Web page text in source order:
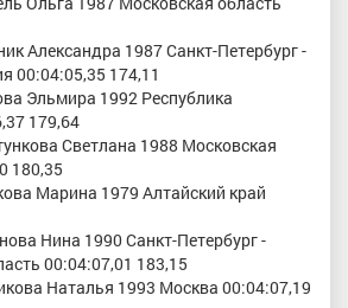
Александра 1987 Санкт-Петербург -
00:04:05,35 174,11
Эльмира 1992 Республика
179,64
Светлана 1988 Московская
180,35
Марина 1979 Алтайский край
Нина 1990 Санкт-Петербург -
00:04:07,01 183,15
Наталья 1993 Москва 00:04:07,19